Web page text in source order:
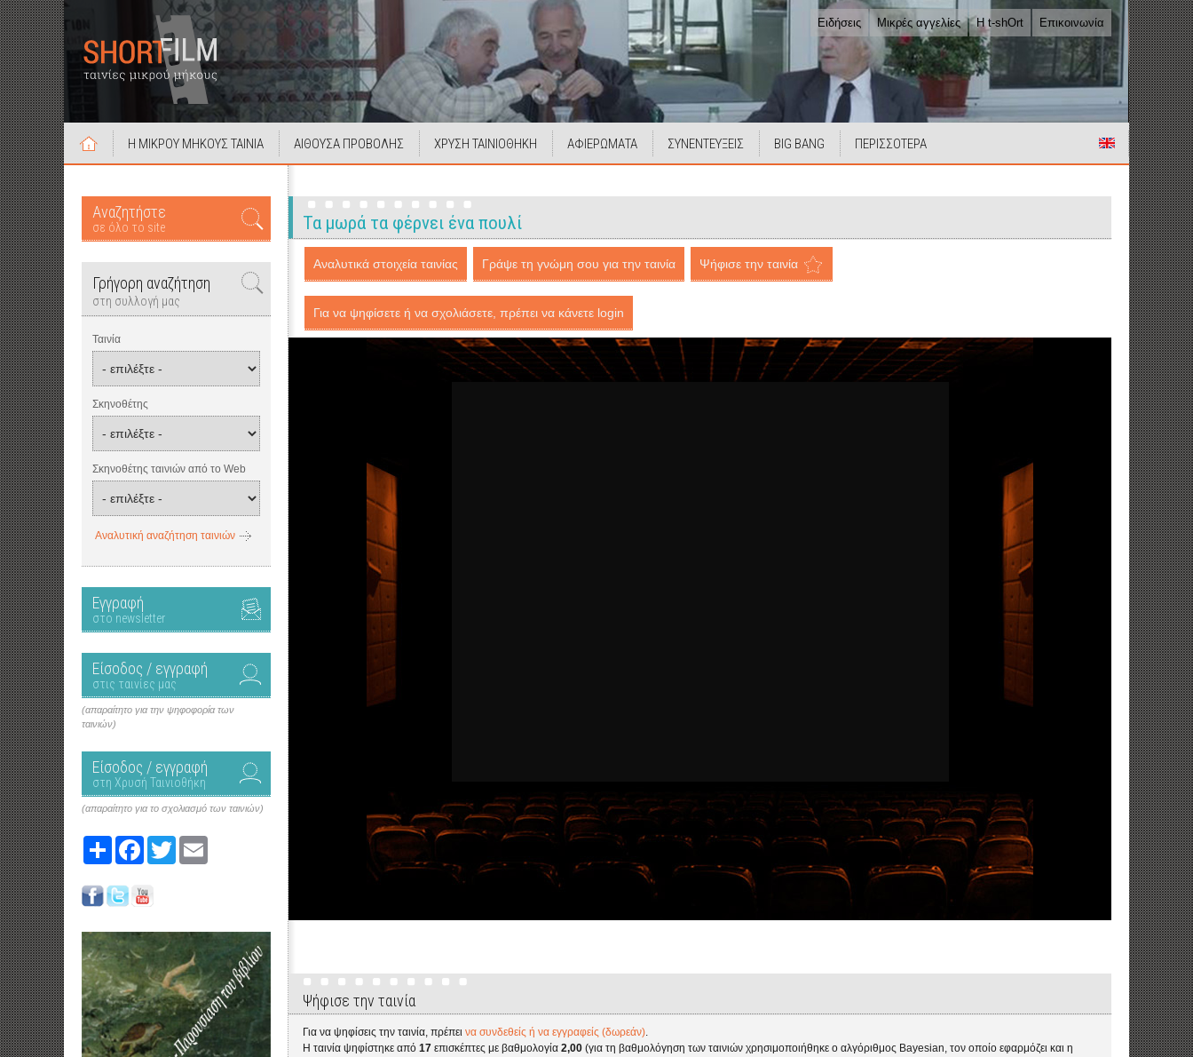
Ειδήσεις Μικρές αγγελίες Η t-shOrt Επικοινωνία
Η ΜΙΚΡΟΥ ΜΗΚΟΥΣ ΤΑΙΝΙΑ ΑΙΘΟΥΣΑ ΠΡΟΒΟΛΗΣ ΧΡΥΣΗ ΤΑΙΝΙΟΘΗΚΗ ΑΦΙΕΡΩΜΑΤΑ ΣΥΝΕΝΤΕΥΞΕΙΣ BIG BANG ΠΕΡΙΣΣΟΤΕΡΑ
Αναζητήστε
σε όλο το site
Γρήγορη αναζήτηση
στη συλλογή μας
Ταινία
Σκηνοθέτης
Σκηνοθέτης ταινιών από το Web
Αναλυτική αναζήτηση ταινιών
Εγγραφή
στο newsletter
Είσοδος / εγγραφή
στις ταινίες μας
(απαραίτητο για την ψηφοφορία των
ταινιών)
Είσοδος / εγγραφή
στη Χρυσή Ταινιοθήκη
(απαραίτητο για το σχολιασμό των ταινιών)
Share FacebookTwitter
Τα μωρά τα φέρνει ένα πουλί
Αναλυτικά στοιχεία ταινίας Γράψε τη γνώμη σου για την ταινία Ψήφισε την ταινία
Για να ψηφίσετε ή να σχολιάσετε, πρέπει να κάνετε login
Ψήφισε την ταινία
Για να ψηφίσεις την ταινία, πρέπει να συνδεθείς ή να εγγραφείς (δωρεάν).
Η ταινία ψηφίστηκε από 17 επισκέπτες με βαθμολογία 2,00 (για τη βαθμολόγηση των ταινιών χρησιμοποιήθηκε ο αλγόριθμος Bayesian, τον οποίο εφαρμόζει και η